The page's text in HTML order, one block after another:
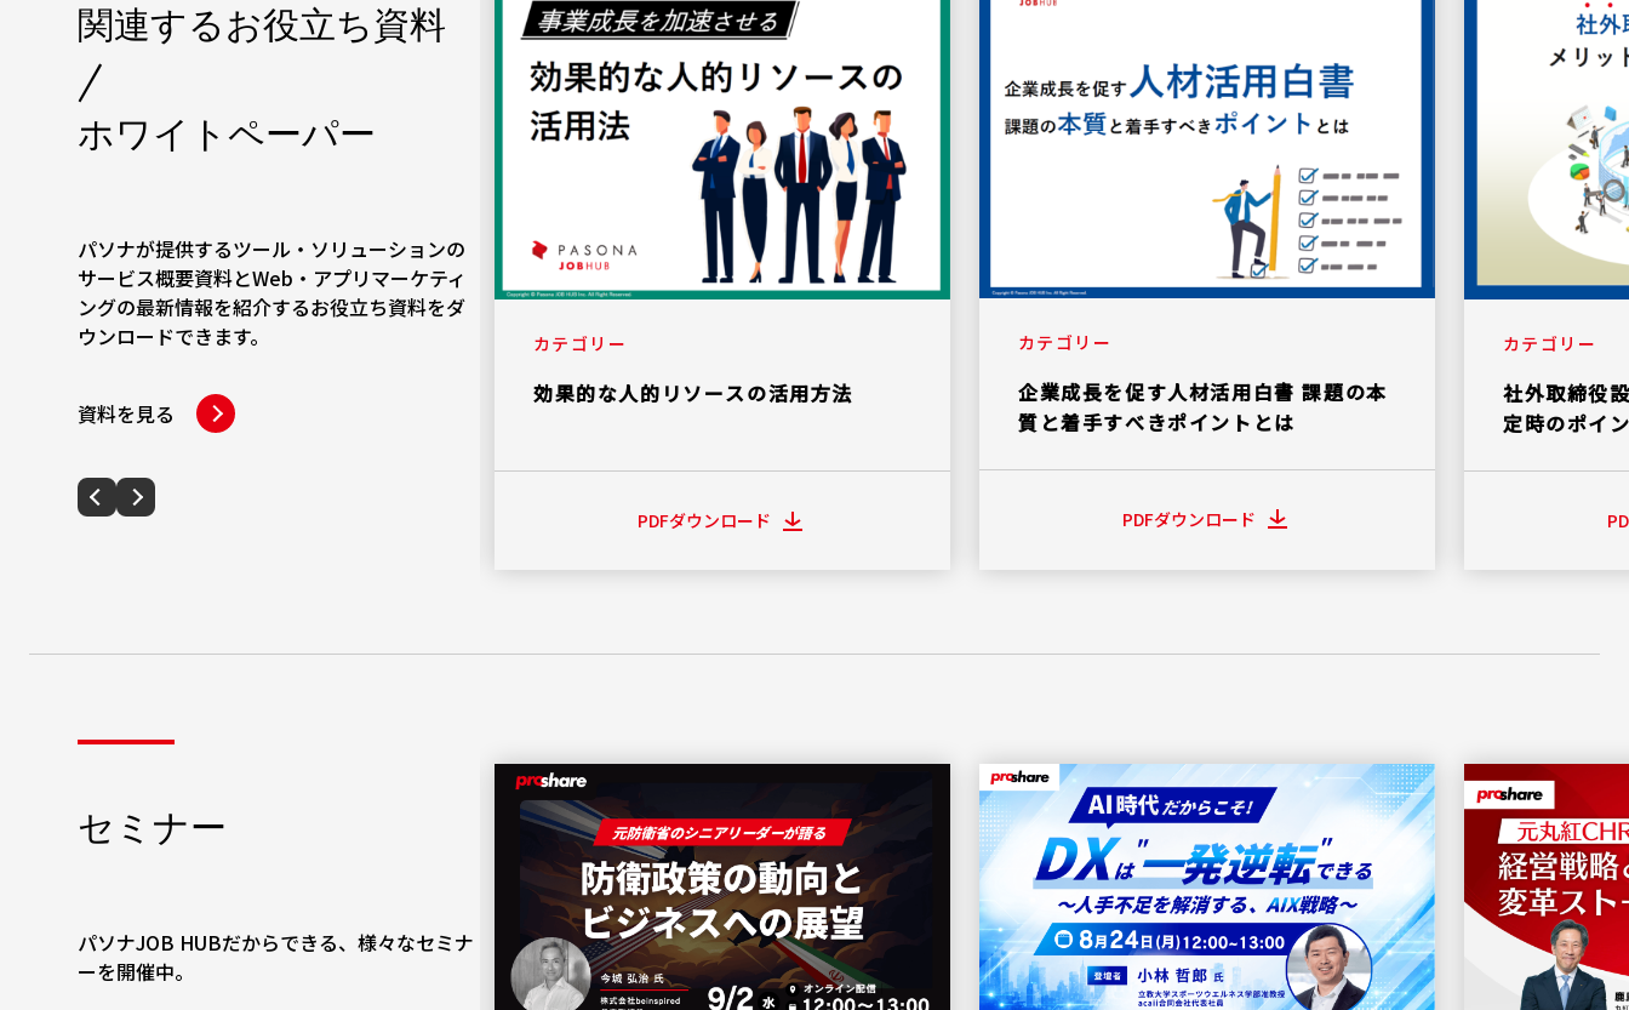
関連するお役立ち資料
/
ホワイトペーパー
パソナが提供するツール・ソリューションの
サービス概要資料とWeb・アプリマーケティ
ングの最新情報を紹介するお役立ち資料をダ
ウンロードできます。
資料を見る
カテゴリー
社外取締役設置におけるメリットや選
定時のポイント
PDFダウンロード
カテゴリー
効果的な人的リソースの活用方法
PDFダウンロード
カテゴリー
企業成長を促す人材活用白書 課題の本
質と着手すべきポイントとは
PDFダウンロード
カテゴリー
社外取締役
定時のポイ
セミナー
パソナJOB HUBだからできる、様々なセミナ
ーを開催中。
受付終了
2026年7月28日（火）12時～13時
#人事制度